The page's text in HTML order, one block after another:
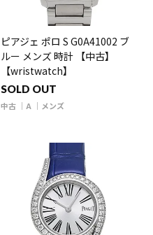
ピアジェ ポロ S G0A41002 ブ
ルー メンズ 時計 【中古】
【wristwatch】
SOLD OUT
中古 A メンズ